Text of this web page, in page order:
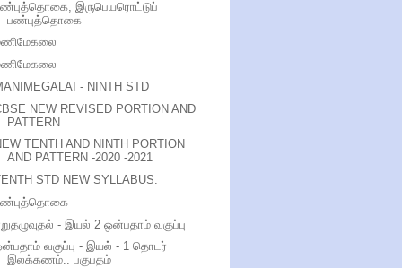
இருபெயரொட்டுப்
பண்புத்தொகை
- NINTH STD
NEW REVISED PORTION AND
PATTERN
TENTH AND NINTH PORTION
AND PATTERN -2020 -2021
STD NEW SYLLABUS.
- இயல் 2 ஒன்பதாம் வகுப்பு
வகுப்பு - இயல் - 1 தொடர்
இலக்கணம்.. பகுபதம்